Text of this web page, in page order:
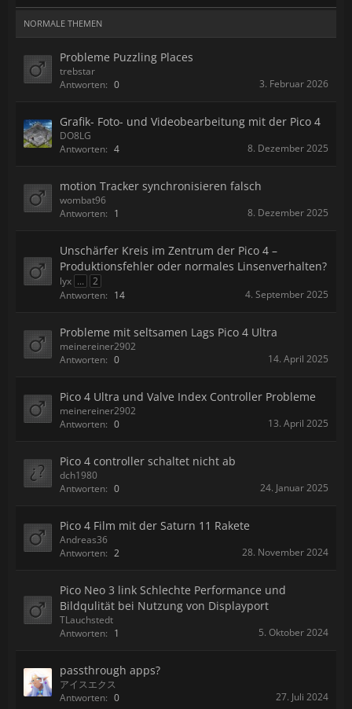
NORMALE THEMEN
Probleme Puzzling Places
trebstar
Antworten: 0 3. Februar 2026
Grafik- Foto- und Videobearbeitung mit der Pico 4
DO8LG
Antworten: 4 8. Dezember 2025
motion Tracker synchronisieren falsch
wombat96
Antworten: 1 8. Dezember 2025
Unschärfer Kreis im Zentrum der Pico 4 –
Produktionsfehler oder normales Linsenverhalten?
lyx ...
2
Antworten: 14 4. September 2025
Probleme mit seltsamen Lags Pico 4 Ultra
meinereiner2902
Antworten: 0 14. April 2025
Pico 4 Ultra und Valve Index Controller Probleme
meinereiner2902
Antworten: 0 13. April 2025
Pico 4 controller schaltet nicht ab
dch1980
Antworten: 0 24. Januar 2025
Pico 4 Film mit der Saturn 11 Rakete
Andreas36
Antworten: 2 28. November 2024
Pico Neo 3 link Schlechte Performance und
Bildqulität bei Nutzung von Displayport
TLauchstedt
Antworten: 1 5. Oktober 2024
passthrough apps?
アイスエクス
Antworten: 0 27. Juli 2024